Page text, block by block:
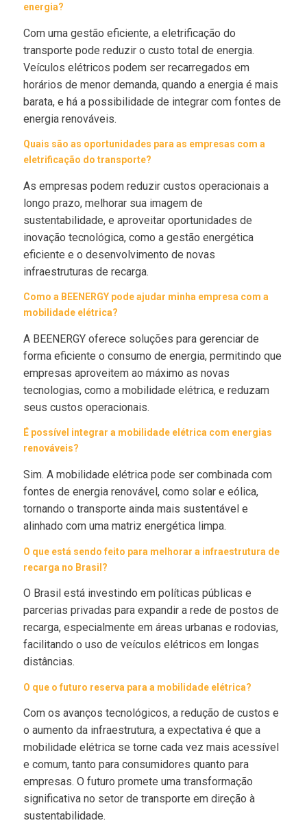
energia?
Com uma gestão eficiente, a eletrificação do
transporte pode reduzir o custo total de energia.
Veículos elétricos podem ser recarregados em
horários de menor demanda, quando a energia é mais
barata, e há a possibilidade de integrar com fontes de
energia renováveis.
Quais são as oportunidades para as empresas com a
eletrificação do transporte?
As empresas podem reduzir custos operacionais a
longo prazo, melhorar sua imagem de
sustentabilidade, e aproveitar oportunidades de
inovação tecnológica, como a gestão energética
eficiente e o desenvolvimento de novas
infraestruturas de recarga.
Como a BEENERGY pode ajudar minha empresa com a
mobilidade elétrica?
A BEENERGY oferece soluções para gerenciar de
forma eficiente o consumo de energia, permitindo que
empresas aproveitem ao máximo as novas
tecnologias, como a mobilidade elétrica, e reduzam
seus custos operacionais.
É possível integrar a mobilidade elétrica com energias
renováveis?
Sim. A mobilidade elétrica pode ser combinada com
fontes de energia renovável, como solar e eólica,
tornando o transporte ainda mais sustentável e
alinhado com uma matriz energética limpa.
O que está sendo feito para melhorar a infraestrutura de
recarga no Brasil?
O Brasil está investindo em políticas públicas e
parcerias privadas para expandir a rede de postos de
recarga, especialmente em áreas urbanas e rodovias,
facilitando o uso de veículos elétricos em longas
distâncias.
O que o futuro reserva para a mobilidade elétrica?
Com os avanços tecnológicos, a redução de custos e
o aumento da infraestrutura, a expectativa é que a
mobilidade elétrica se torne cada vez mais acessível
e comum, tanto para consumidores quanto para
empresas. O futuro promete uma transformação
significativa no setor de transporte em direção à
sustentabilidade.